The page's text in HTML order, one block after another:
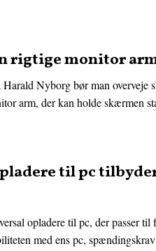
rigtige monitor
Nyborg bør man overveje
arm, der kan holde skærmen
til pc
opladere til pc, der passer
med ens pc,